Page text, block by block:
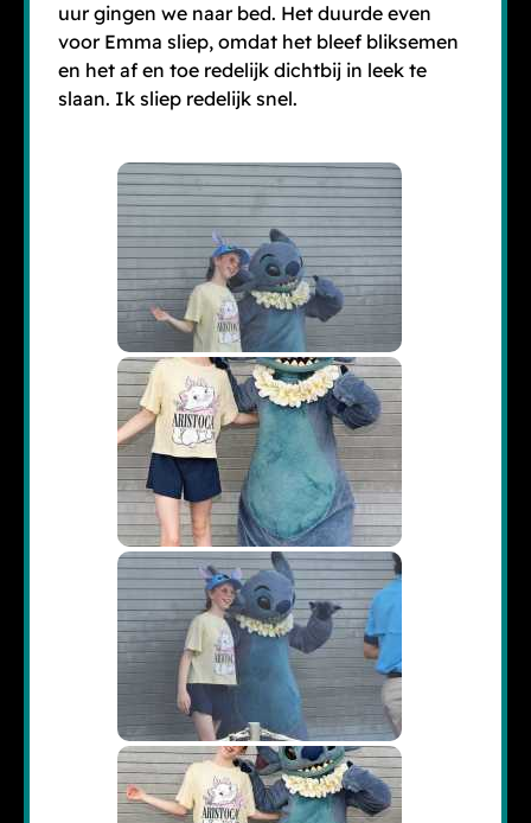
uur gingen we naar bed. Het duurde even
voor Emma sliep, omdat het bleef bliksemen
en het af en toe redelijk dichtbij in leek te
slaan. Ik sliep redelijk snel.